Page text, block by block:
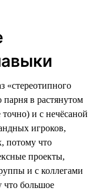
«стереотипного
в растянутом
и с нечёсаной
игроков,
потому что
проекты,
и с коллегами
что большое